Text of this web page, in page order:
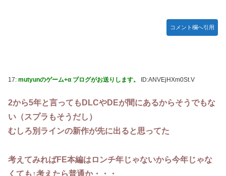
コメント欄へ引用
17: mutyunのゲーム+α ブログがお送りします。 ID:ANVEjHXm0St.V
2から5年と言ってもDLCやDEが間にあるからそうでもな
い（スプラもそうだし）
むしろ別ラインの新作が先に出ると思ってた
考えてみればFE本編はロンチ年じゃないから今年じゃな
くても↑考えたら普通か・・・